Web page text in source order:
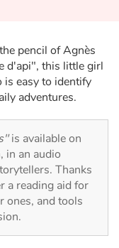
pencil of Agnès
d'api", this little girl
easy to identify
adventures.
is available on
in an audio
Thanks
a reading aid for
ones, and tools